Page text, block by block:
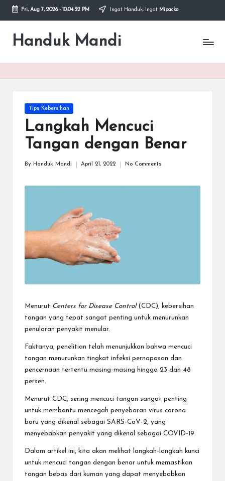
Skip
content
Fri, Aug 7, 2026- 10:04:33 PM Ingat Handuk, Ingat Mipacko
Handuk Mandi
Handuk
Posted
in
Tips Kebersihan
Langkah Mencuci
Tangan dengan Benar
By Handuk Mandi April 21, 2022 No Comments
Menurut Centers for Disease Control(CDC), kebersihan
tangan yang tepat sangat penting untuk menurunkan
penularan penyakit menular.
Faktanya, penelitian telah menunjukkan bahwa mencuci
tangan menurunkan tingkat infeksi pernapasan dan
pencernaan tertentu masing-masing hingga 23 dan 48
persen.
Menurut CDC, sering mencuci tangan sangat penting
untuk membantu mencegah penyebaran virus corona
baru yang dikenal sebagai SARS-CoV-2, yang
menyebabkan penyakit yang dikenal sebagai COVID-19.
Dalam artikel ini, kita akan melihat langkah-langkah kunci
untuk mencuci tangan dengan benar untuk memastikan
tangan bebas dari kuman yang dapat menyebabkan